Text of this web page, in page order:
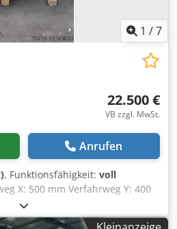
1 /7
22.500 €
VB zzgl. MwSt.
Anrufen
, Funktionsfähigkeit: voll
X: 500 mm Verfahrweg Y: 400
Drehzahl: 50 – 2500 U/min
KW Dedpew I A D Tjfx Aflowa